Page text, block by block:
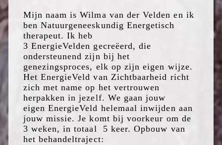
Mijn naam is Wilma van der Velden en ik
ben Natuurgeneeskundig Energetisch
therapeut. Ik heb
3 EnergieVelden gecreëerd, die
ondersteunend zijn bij het
genezingsproces, elk op zijn eigen wijze.
Het EnergieVeld van Zichtbaarheid richt
zich met name op het vertrouwen
herpakken in jezelf. We gaan jouw
eigen EnergieVeld helemaal inwijden aan
jouw missie.Je komt bij voorkeur om de
3 weken, in totaal 5 keer. Opbouw van
het behandeltraject: